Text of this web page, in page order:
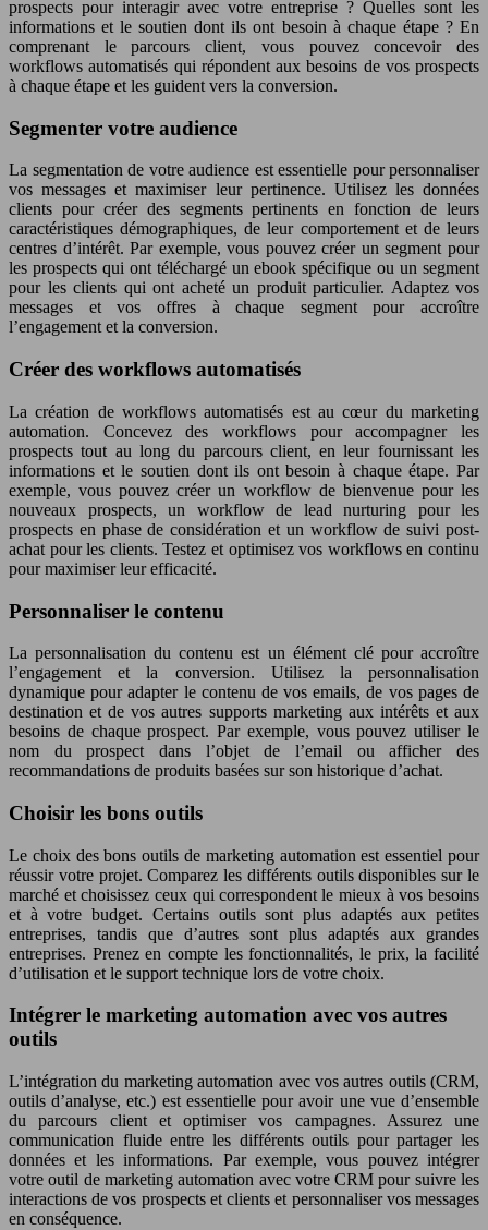
prospects pour interagir avec votre entreprise ? Quelles sont les
informations et le soutien dont ils ont besoin à chaque étape ? En
comprenant le parcours client, vous pouvez concevoir des
workflows automatisés qui répondent aux besoins de vos prospects
à chaque étape et les guident vers la conversion.
Segmenter votre audience
La segmentation de votre audience est essentielle pour personnaliser
vos messages et maximiser leur pertinence. Utilisez les données
clients pour créer des segments pertinents en fonction de leurs
caractéristiques démographiques, de leur comportement et de leurs
centres d’intérêt. Par exemple, vous pouvez créer un segment pour
les prospects qui ont téléchargé un ebook spécifique ou un segment
pour les clients qui ont acheté un produit particulier. Adaptez vos
messages et vos offres à chaque segment pour accroître
l’engagement et la conversion.
Créer des workflows automatisés
La création de workflows automatisés est au cœur du marketing
automation. Concevez des workflows pour accompagner les
prospects tout au long du parcours client, en leur fournissant les
informations et le soutien dont ils ont besoin à chaque étape. Par
exemple, vous pouvez créer un workflow de bienvenue pour les
nouveaux prospects, un workflow de lead nurturing pour les
prospects en phase de considération et un workflow de suivi post-
achat pour les clients. Testez et optimisez vos workflows en continu
pour maximiser leur efficacité.
Personnaliser le contenu
La personnalisation du contenu est un élément clé pour accroître
l’engagement et la conversion. Utilisez la personnalisation
dynamique pour adapter le contenu de vos emails, de vos pages de
destination et de vos autres supports marketing aux intérêts et aux
besoins de chaque prospect. Par exemple, vous pouvez utiliser le
nom du prospect dans l’objet de l’email ou afficher des
recommandations de produits basées sur son historique d’achat.
Choisir les bons outils
Le choix des bons outils de marketing automation est essentiel pour
réussir votre projet. Comparez les différents outils disponibles sur le
marché et choisissez ceux qui correspondent le mieux à vos besoins
et à votre budget. Certains outils sont plus adaptés aux petites
entreprises, tandis que d’autres sont plus adaptés aux grandes
entreprises. Prenez en compte les fonctionnalités, le prix, la facilité
d’utilisation et le support technique lors de votre choix.
Intégrer le marketing automation avec vos autres
outils
L’intégration du marketing automation avec vos autres outils (CRM,
outils d’analyse, etc.) est essentielle pour avoir une vue d’ensemble
du parcours client et optimiser vos campagnes. Assurez une
communication fluide entre les différents outils pour partager les
données et les informations. Par exemple, vous pouvez intégrer
votre outil de marketing automation avec votre CRM pour suivre les
interactions de vos prospects et clients et personnaliser vos messages
en conséquence.